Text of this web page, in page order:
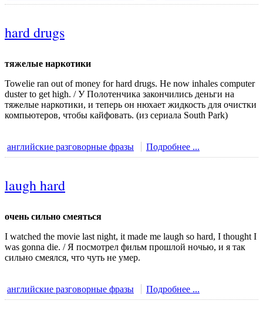
hard drugs
тяжелые наркотики
Towelie ran out of money for hard drugs. He now inhales computer
duster to get high. / У Полотенчика закончились деньги на
тяжелые наркотики, и теперь он нюхает жидкость для очистки
компьютеров, чтобы кайфовать. (из сериала South Park)
английские разговорные фразы Подробнее ...
laugh hard
очень сильно смеяться
I watched the movie last night, it made me laugh so hard, I thought I
was gonna die. / Я посмотрел фильм прошлой ночью, и я так
сильно смеялся, что чуть не умер.
английские разговорные фразы Подробнее ...